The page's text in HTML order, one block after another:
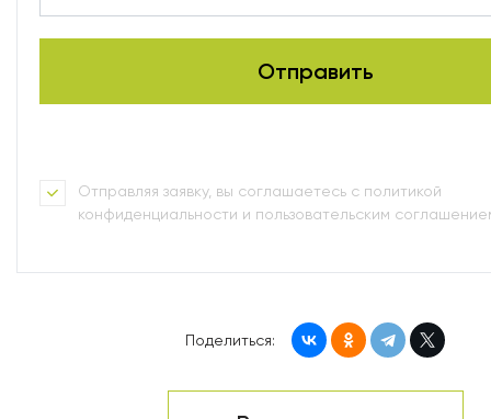
Отправляя заявку, вы соглашаетесь с политикой
конфиденциальности и пользовательским
Поделиться: